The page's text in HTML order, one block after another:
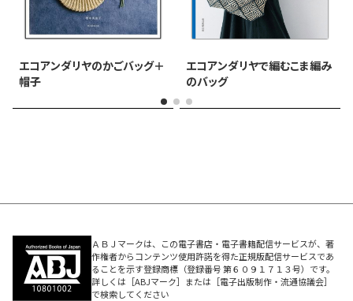
エコアンダリヤのかごバッグ＋
帽子
エコアンダリヤで編むこま編み
のバッグ
ＡＢＪマークは、この電子書店・電子書籍配信サービスが、著
作権者からコンテンツ使用許諾を得た正規版配信サービスであ
ることを示す登録商標（登録番号 第６０９１７１３号）です。
詳しくは［ABJマーク］または［電子出版制作・流通協議会］
で検索してください